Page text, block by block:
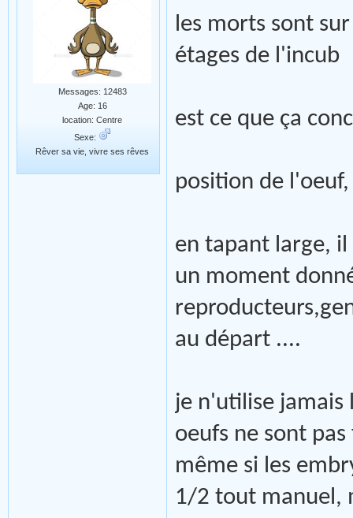
Messages: 12483
Age: 16
location: Centre
Sexe:
Rêver sa vie, vivre ses rêves
les morts sont
étages de l'incub
est ce que ça
position de
en tapant large,
un moment
au départ ....
je n'utilise jamais
oeufs ne sont
même si les
1/2 tout manuel,